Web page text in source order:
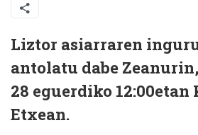
Liztor asiarraren
antolatu dabe
28 eguerdiko
Etxean.